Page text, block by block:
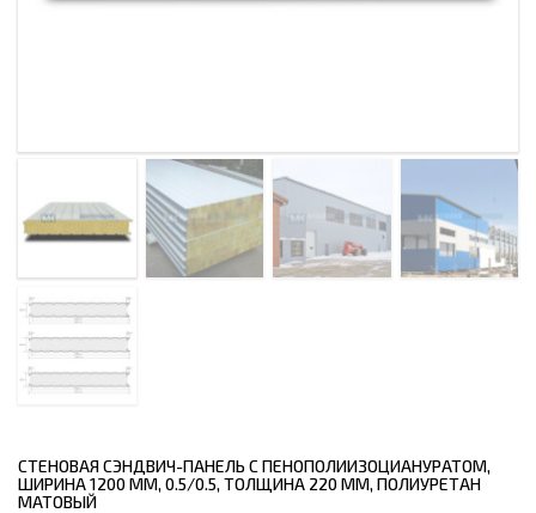
СТЕНОВАЯ СЭНДВИЧ-ПАНЕЛЬ С ПЕНОПОЛИИЗОЦИАНУРАТОМ,
ШИРИНА 1200 ММ, 0.5/0.5, ТОЛЩИНА 220 ММ, ПОЛИУРЕТАН
МАТОВЫЙ